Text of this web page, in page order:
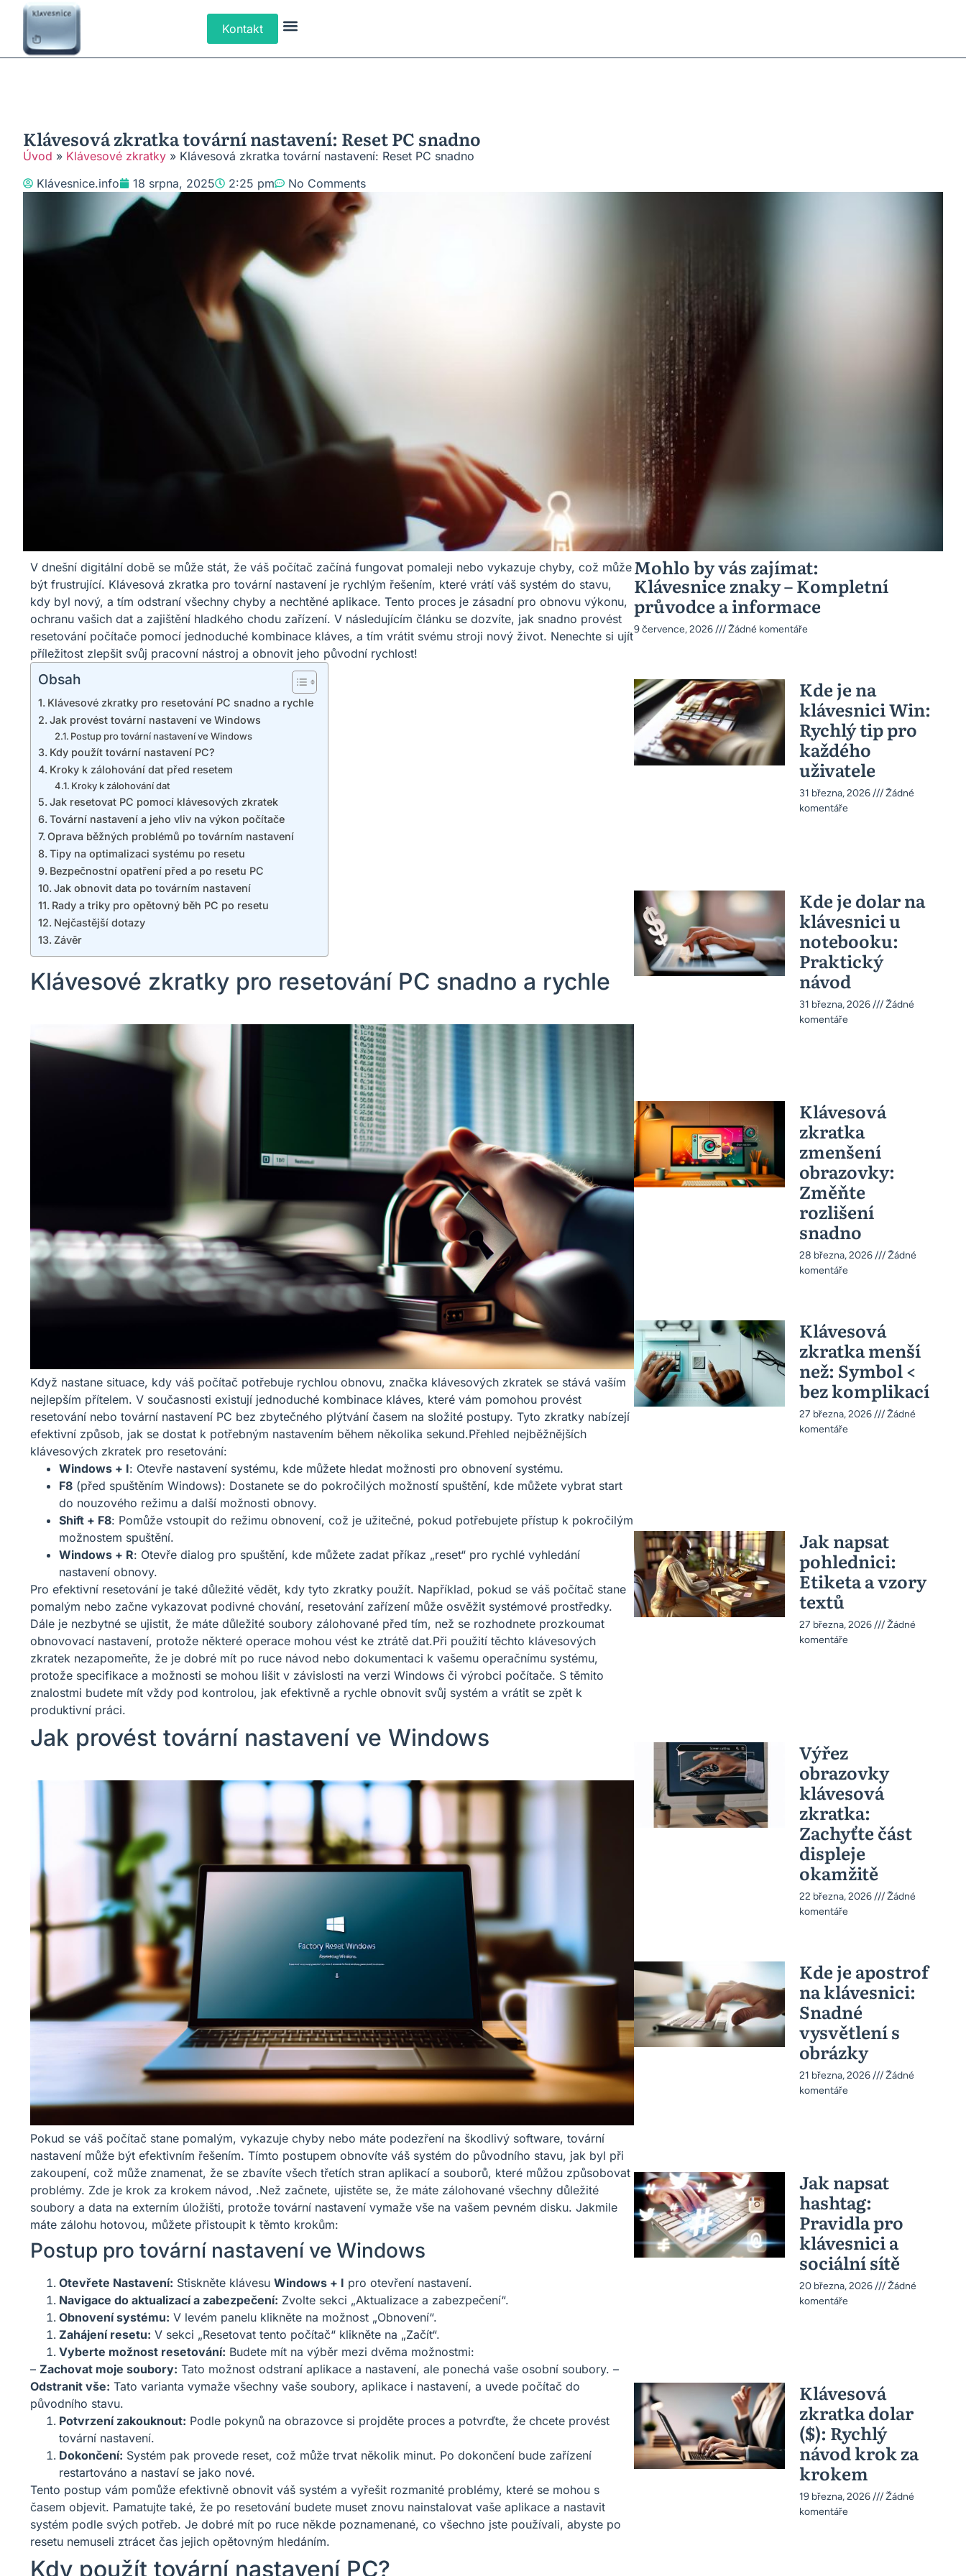
Kontakt
Klávesová zkratka tovární nastavení: Reset PC snadno
Úvod » Klávesové zkratky » Klávesová zkratka tovární nastavení: Reset PC snadno
Klávesnice.info
18 srpna, 2025 2:25 pm No Comments
V dnešní digitální době se může stát, že váš počítač začíná fungovat pomaleji nebo vykazuje chyby, což může
být frustrující. Klávesová zkratka pro tovární nastavení je rychlým řešením, které vrátí váš systém do stavu,
kdy byl nový, a tím odstraní všechny chyby a nechtěné aplikace. Tento proces je zásadní pro obnovu výkonu,
ochranu vašich dat a zajištění hladkého chodu zařízení. V následujícím článku se dozvíte, jak snadno provést
resetování počítače pomocí jednoduché kombinace kláves, a tím vrátit svému stroji nový život. Nenechte si ujít
příležitost zlepšit svůj pracovní nástroj a obnovit jeho původní rychlost!
Obsah
Klávesové zkratky pro resetování PC snadno a rychle
Jak provést tovární nastavení ve Windows
Postup pro tovární nastavení ve Windows
Kdy použít tovární nastavení PC?
Kroky k zálohování dat před resetem
Kroky k zálohování dat
Jak resetovat PC pomocí klávesových zkratek
Tovární nastavení a jeho vliv na výkon počítače
Oprava běžných problémů po továrním nastavení
Tipy na optimalizaci systému po resetu
Bezpečnostní opatření před a po resetu PC
Jak obnovit data po továrním nastavení
Rady a triky pro opětovný běh PC po resetu
Nejčastější dotazy
Závěr
Klávesové zkratky pro resetování PC snadno a rychle
Když nastane situace, kdy váš počítač potřebuje rychlou obnovu, značka klávesových zkratek se stává vaším
nejlepším přítelem. V současnosti existují jednoduché kombinace kláves, které vám pomohou provést
resetování nebo tovární nastavení PC bez zbytečného plýtvání časem na složité postupy. Tyto zkratky nabízejí
efektivní způsob, jak se dostat k potřebným nastavením během několika sekund.Přehled nejběžnějších
klávesových zkratek pro resetování:
Windows + I: Otevře nastavení systému, kde můžete hledat možnosti pro obnovení systému.
F8 (před spuštěním Windows): Dostanete se do pokročilých možností spuštění, kde můžete vybrat start
do nouzového režimu a další možnosti obnovy.
Shift + F8: Pomůže vstoupit do režimu obnovení, což je užitečné, pokud potřebujete přístup k pokročilým
možnostem spuštění.
Windows + R: Otevře dialog pro spuštění, kde můžete zadat příkaz „reset“ pro rychlé vyhledání
nastavení obnovy.
Pro efektivní resetování je také důležité vědět, kdy tyto zkratky použít. Například, pokud se váš počítač stane
pomalým nebo začne vykazovat podivné chování, resetování zařízení může osvěžit systémové prostředky.
Dále je nezbytné se ujistit, že máte důležité soubory zálohované před tím, než se rozhodnete prozkoumat
obnovovací nastavení, protože některé operace mohou vést ke ztrátě dat.Při použití těchto klávesových
zkratek nezapomeňte, že je dobré mít po ruce návod nebo dokumentaci k vašemu operačnímu systému,
protože specifikace a možnosti se mohou lišit v závislosti na verzi Windows či výrobci počítače. S těmito
znalostmi budete mít vždy pod kontrolou, jak efektivně a rychle obnovit svůj systém a vrátit se zpět k
produktivní práci.
Jak provést tovární nastavení ve Windows
Pokud se váš počítač stane pomalým, vykazuje chyby nebo máte podezření na škodlivý software, tovární
nastavení může být efektivním řešením. Tímto postupem obnovíte váš systém do původního stavu, jak byl při
zakoupení, což může znamenat, že se zbavíte všech třetích stran aplikací a souborů, které můžou způsobovat
problémy. Zde je krok za krokem návod, .Než začnete, ujistěte se, že máte zálohované všechny důležité
soubory a data na externím úložišti, protože tovární nastavení vymaže vše na vašem pevném disku. Jakmile
máte zálohu hotovou, můžete přistoupit k těmto krokům:
Postup pro tovární nastavení ve Windows
Otevřete Nastavení: Stiskněte klávesu Windows + I pro otevření nastavení.
Navigace do aktualizací a zabezpečení: Zvolte sekci „Aktualizace a zabezpečení“.
Obnovení systému: V levém panelu klikněte na možnost „Obnovení“.
Zahájení resetu: V sekci „Resetovat tento počítač“ klikněte na „Začít“.
Vyberte možnost resetování: Budete mít na výběr mezi dvěma možnostmi:
– Zachovat moje soubory: Tato možnost odstraní aplikace a nastavení, ale ponechá vaše osobní soubory. –
Odstranit vše: Tato varianta vymaže všechny vaše soubory, aplikace i nastavení, a uvede počítač do
původního stavu.
Potvrzení zakouknout: Podle pokynů na obrazovce si projděte proces a potvrďte, že chcete provést
tovární nastavení.
Dokončení: Systém pak provede reset, což může trvat několik minut. Po dokončení bude zařízení
restartováno a nastaví se jako nové.
Tento postup vám pomůže efektivně obnovit váš systém a vyřešit rozmanité problémy, které se mohou s
časem objevit. Pamatujte také, že po resetování budete muset znovu nainstalovat vaše aplikace a nastavit
systém podle svých potřeb. Je dobré mít po ruce někde poznamenané, co všechno jste používali, abyste po
resetu nemuseli ztrácet čas jejich opětovným hledáním.
Kdy použít tovární nastavení PC?
Mohlo by vás zajímat:
Klávesnice znaky – Kompletní
průvodce a informace
9 července, 2026 Žádné komentáře
Kde je na
klávesnici Win:
Rychlý tip pro
každého
uživatele
31 března, 2026
Žádné
komentáře
Kde je dolar na
klávesnici u
notebooku:
Praktický
návod
31 března, 2026
Žádné
komentáře
Klávesová
zkratka
zmenšení
obrazovky:
Změňte
rozlišení
snadno
28 března, 2026
Žádné
komentáře
Klávesová
zkratka menší
než: Symbol <
bez komplikací
27 března, 2026
Žádné
komentáře
Jak napsat
pohlednici:
Etiketa a vzory
textů
27 března, 2026
Žádné
komentáře
Výřez
obrazovky
klávesová
zkratka:
Zachyťte část
displeje
okamžitě
22 března, 2026
Žádné
komentáře
Kde je apostrof
na klávesnici:
Snadné
vysvětlení s
obrázky
21 března, 2026
Žádné
komentáře
Jak napsat
hashtag:
Pravidla pro
klávesnici a
sociální sítě
20 března, 2026
Žádné
komentáře
Klávesová
zkratka dolar
($): Rychlý
návod krok za
krokem
19 března, 2026
Žádné
komentáře